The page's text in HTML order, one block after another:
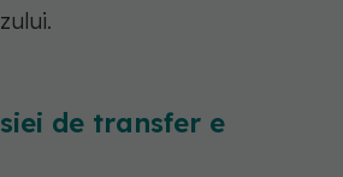
de transfer e